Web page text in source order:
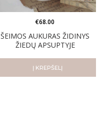
ŠEIMOS AUKURAS ŽIDINYS
ŽIEDŲ APSUPTYJE
€68.00
Į KREPŠELĮ